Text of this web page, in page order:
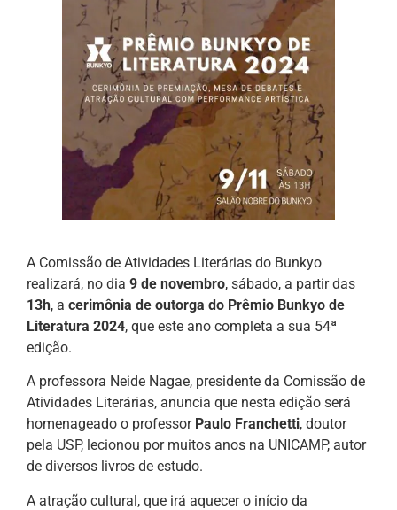
A Comissão de Atividades Literárias do Bunkyo
realizará, no dia 9 de novembro, sábado, a partir das
13h, a cerimônia de outorga do Prêmio Bunkyo de
Literatura 2024, que este ano completa a sua 54ª
edição.
A professora Neide Nagae, presidente da Comissão de
Atividades Literárias, anuncia que nesta edição será
homenageado o professor Paulo Franchetti, doutor
pela USP, lecionou por muitos anos na UNICAMP, autor
de diversos livros de estudo.
A atração cultural, que irá aquecer o início da